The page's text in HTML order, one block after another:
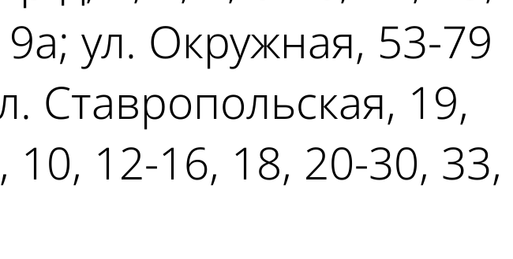
ул. Окружная, 53-79
Ставропольская, 19,
12-16, 18, 20-30, 33,